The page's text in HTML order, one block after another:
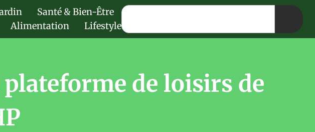
Santé & Bien-Être
Alimentation
Lifestyle
de loisirs de